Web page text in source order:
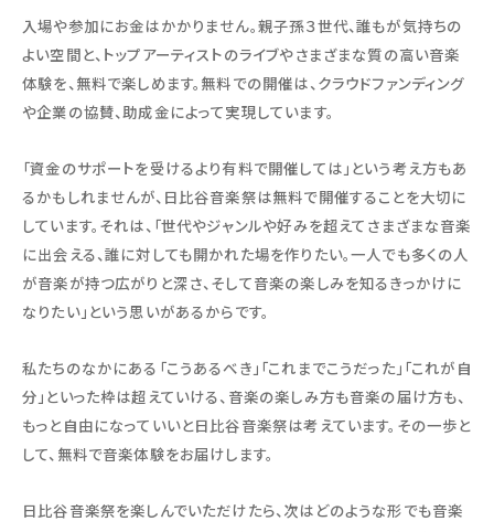
入場や参加にお金はかかりません。親子孫３世代、誰もが気持ちの
よい空間と、トップアーティストのライブやさまざまな質の高い音楽
体験を、無料で楽しめます。無料での開催は、クラウドファンディング
や企業の協賛、助成金によって実現しています。
「資金のサポートを受けるより有料で開催しては」という考え方もあ
るかもしれませんが、日比谷音楽祭は無料で開催することを大切に
しています。それは、「世代やジャンルや好みを超えてさまざまな音楽
に出会える、誰に対しても開かれた場を作りたい。一人でも多くの人
が音楽が持つ広がりと深さ、そして音楽の楽しみを知るきっかけに
なりたい」という思いがあるからです。
私たちのなかにある「こうあるべき」「これまでこうだった」「これが自
分」といった枠は超えていける、音楽の楽しみ方も音楽の届け方も、
もっと自由になっていいと日比谷音楽祭は考えています。その一歩と
して、無料で音楽体験をお届けします。
日比谷音楽祭を楽しんでいただけたら、次はどのような形でも音楽